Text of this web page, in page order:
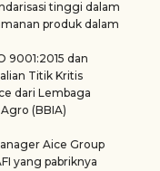
tinggi dalam
produk dalam
9001:2015 dan
Titik Kritis
dari Lembaga
(BBIA)
Aice Group
yang pabriknya